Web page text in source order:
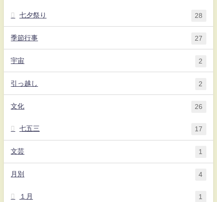
七夕祭り 28
季節行事 27
宇宙 2
引っ越し 2
文化 26
七五三 17
文芸 1
月別 4
１月 1